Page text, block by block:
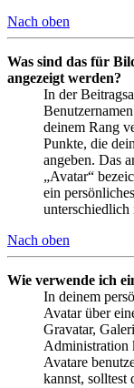
Nach oben
Was sind das für
angezeigt werden?
In der
deinem Rang
Punkte, die
angeben. Das
„Avatar“
ein
unterschiedlich
Nach oben
Wie verwende ich
In deinem
Avatar über
Gravatar,
Administration
Avatare
kannst, solltest